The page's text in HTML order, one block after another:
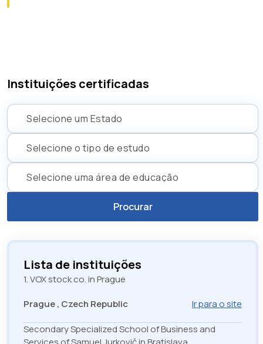
Instituições certificadas
Lista de instituições
1. VOX stock co. in Prague
Prague , Czech Republic
Ir para o site
Secondary Specialized School of Business and